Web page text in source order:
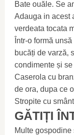
Bate ouăle. Se
Adauga in acest
verdeata tocata
Într-o formă
bucăți de varză,
condimente și
Caserola cu
de ora, dupa ce
Stropite cu
GĂTIȚI
Multe